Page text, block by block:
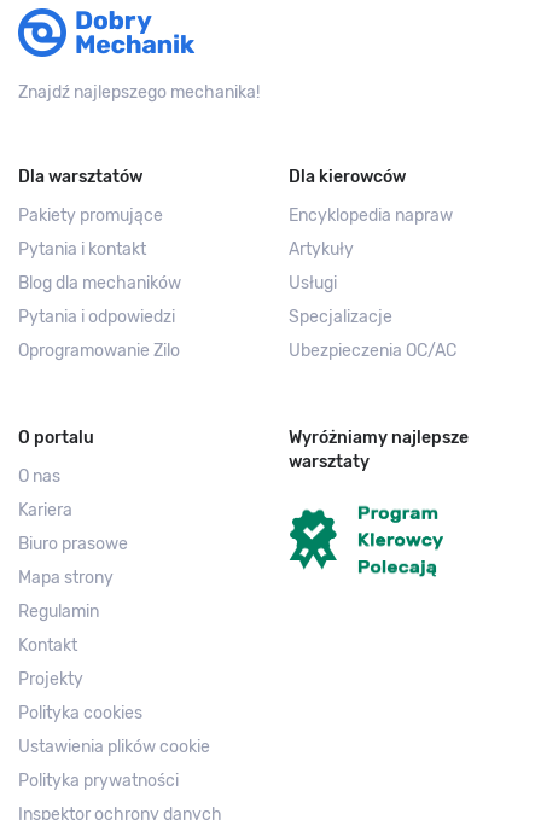
Znajdź najlepszego mechanika!
Dla warsztatów
Pakiety promujące
Pytania i kontakt
Blog dla mechaników
Pytania i odpowiedzi
Oprogramowanie Zilo
Dla kierowców
Encyklopedia napraw
Artykuły
Usługi
Specjalizacje
Ubezpieczenia OC/AC
O portalu
O nas
Kariera
Biuro prasowe
Mapa strony
Regulamin
Kontakt
Projekty
Polityka cookies
Ustawienia plików cookie
Polityka prywatności
Inspektor ochrony danych
Wyróżniamy najlepsze
warsztaty